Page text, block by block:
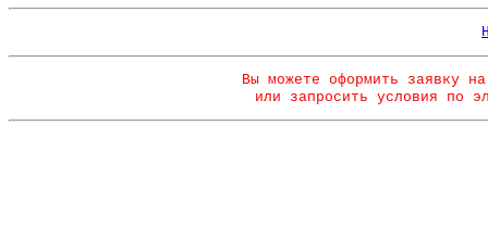
Вы можете оформить заявку
или запросить условия по